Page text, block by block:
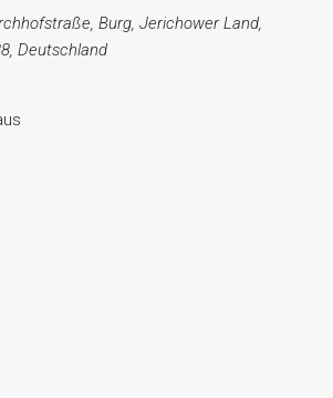
Burg, Jerichower Land,
Deutschland